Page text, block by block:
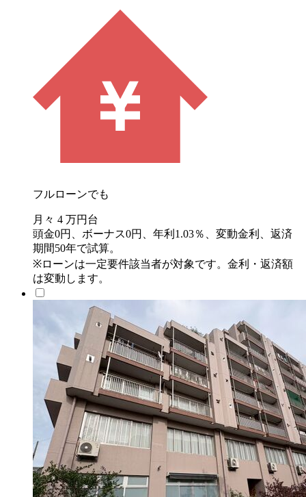
フルローンでも
月々 4 万円台
頭金0円、ボーナス0円、年利1.03％、変動金利、返済
期間50年で試算。
※ローンは一定要件該当者が対象です。金利・返済額
は変動します。